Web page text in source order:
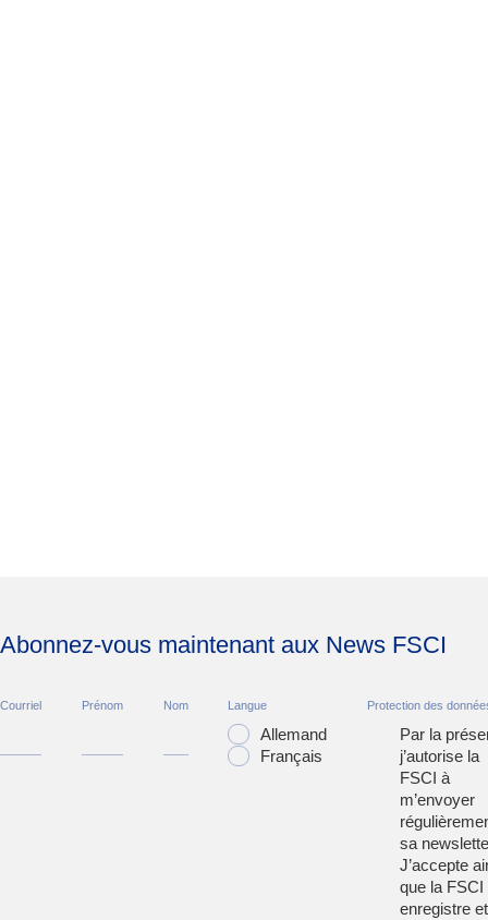
Abonnez-vous maintenant aux News FSCI
Courriel Prénom Nom Langue
Allemand
Français
Protection des
Par la
j’autorise la
FSCI à
m’envoyer
sa
J’accepte
que la FSCI
enregistre et